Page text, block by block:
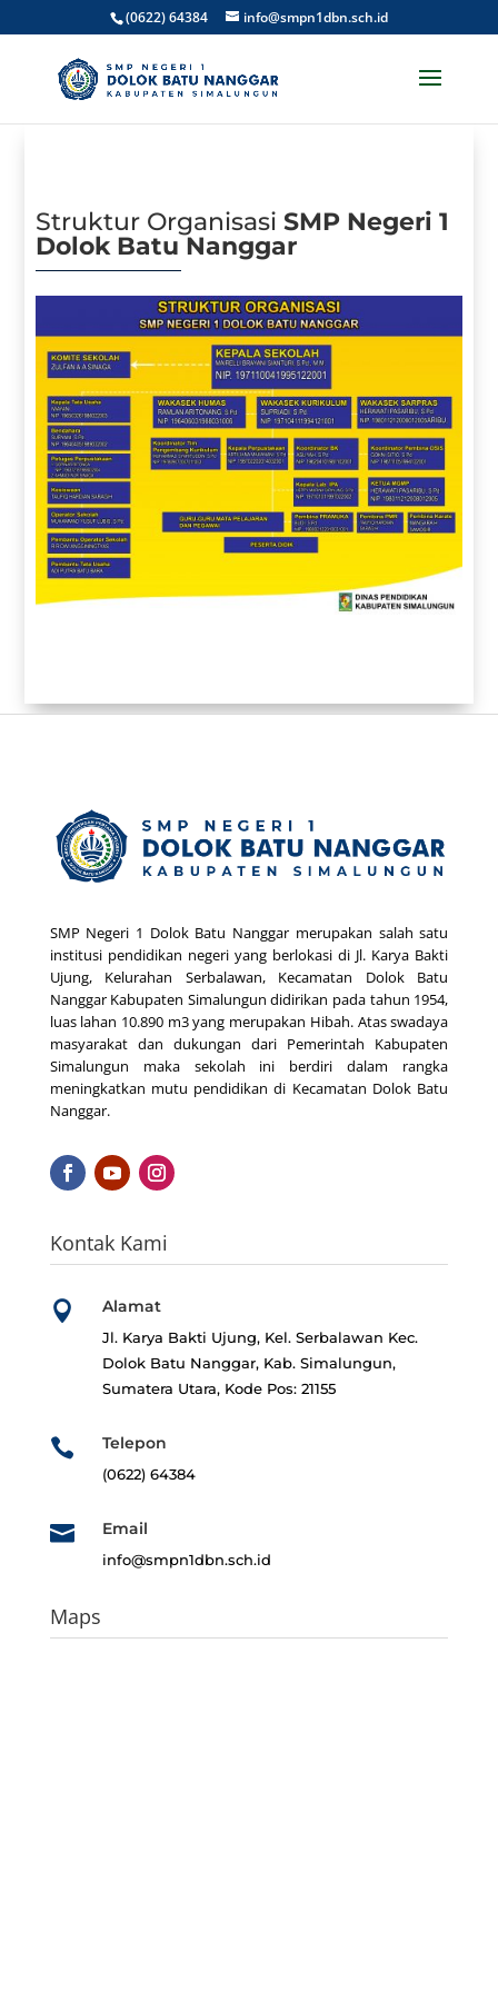
(0622) 64384 info@smpn1dbn.sch.id
Struktur OrganisasiSMP Negeri 1
Dolok Batu Nanggar
SMP Negeri 1 Dolok Batu Nanggar merupakan salah satu
institusi pendidikan negeri yang berlokasi di Jl. Karya Bakti
Ujung, Kelurahan Serbalawan, Kecamatan Dolok Batu
Nanggar Kabupaten Simalungun didirikan pada tahun 1954,
luas lahan 10.890 m3 yang merupakan Hibah. Atas swadaya
masyarakat dan dukungan dari Pemerintah Kabupaten
Simalungun maka sekolah ini berdiri dalam rangka
meningkatkan mutu pendidikan di Kecamatan Dolok Batu
Nanggar.
Kontak Kami
 Alamat
Jl. Karya Bakti Ujung, Kel. Serbalawan Kec.
Dolok Batu Nanggar, Kab. Simalungun,
Sumatera Utara, Kode Pos: 21155
 Telepon
(0622) 64384
 Email
info@smpn1dbn.sch.id
Maps